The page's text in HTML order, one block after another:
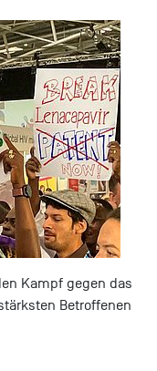
Kampf gegen das
Betroffenen